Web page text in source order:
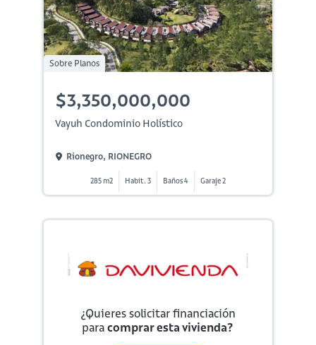
Sobre Planos
$3,350,000,000
Vayuh Condominio Holístico
Rionegro, RIONEGRO
285 m2 Habit. 3 Baños 4 Garaje 2
¿Quieres solicitar financiación
paracomprar esta vivienda?